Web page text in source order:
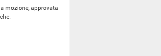
mozione, approvata